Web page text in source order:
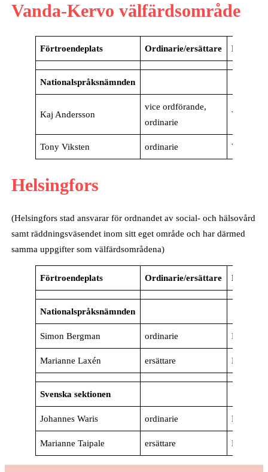
Vanda-Kervo välfärdsområde
Förtroendeplats Ordinarie/ersättare
Nationalspråksnämnden
Kaj Andersson
vice ordförande,
ordinarie
Vanda
Tony Viksten ordinarie Vanda
Helsingfors
(Helsingfors stad ansvarar för ordnandet av social- och hälsovård
samt räddningsväsendet inom sitt eget område och har därmed
samma uppgifter som välfärdsområdena)
Förtroendeplats Ordinarie/ersättare
Nationalspråksnämnden
Simon Bergman ordinarie
Marianne Laxén ersättare
Svenska sektionen
Johannes Waris ordinarie
Marianne Taipale ersättare